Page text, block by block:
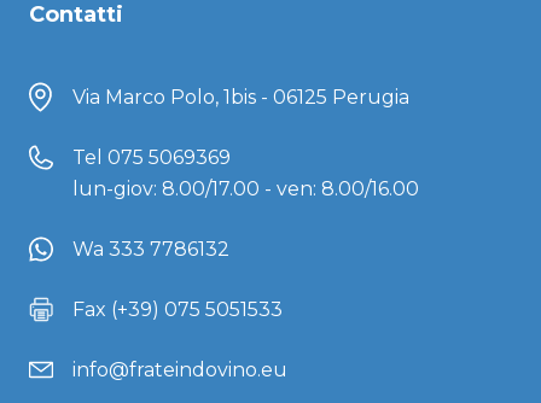
Contatti
Via Marco Polo, 1bis - 06125 Perugia
Tel 075 5069369
lun-giov: 8.00/17.00 - ven: 8.00/16.00
Wa 333 7786132
Fax (+39) 075 5051533
info@frateindovino.eu